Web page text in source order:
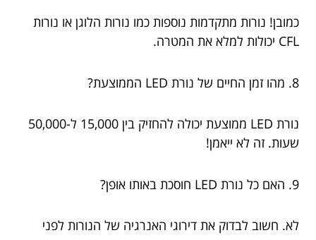
כמובן! נורות מתקדמות נוספות כמו נורות הלוגן או נורות
CFL יכולות למלא את המטרה.
8. מהו זמן החיים של נורת LED הממוצעת?
נורת LED ממוצעת יכולה להחזיק בין 15,000 ל-50,000
שעות. זה לא ייאמן!
9. האם כל נורת LED חוסכת באותו אופן?
לא. חשוב לבדוק את דירוגי האנרגיה של הנורות לפני